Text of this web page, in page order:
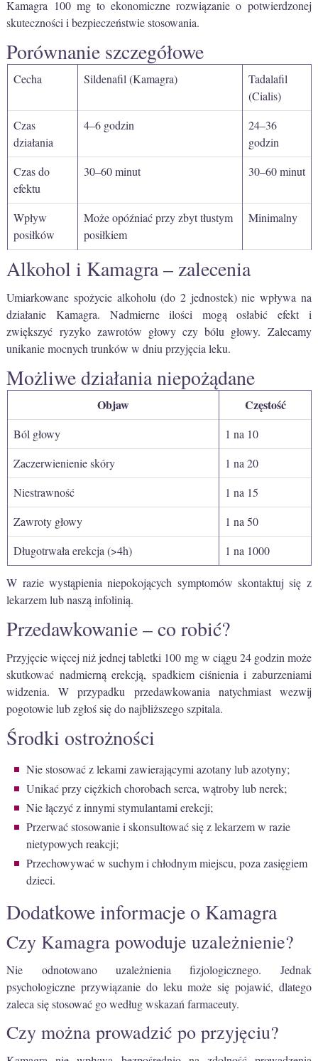
Kamagra 100 mg to ekonomiczne rozwiązanie o potwierdzonej
skuteczności i bezpieczeństwie stosowania.
Porównanie szczegółowe
Cecha Sildenafil (Kamagra)
Tadalafil
(Cialis)
Czas
działania
4–6 godzin
24–36
godzin
Czas do
efektu
30–60 minut 30–60 minut
Wpływ
posiłków
Może opóźniać przy zbyt tłustym
posiłkiem
Minimalny
Alkohol i Kamagra – zalecenia
Umiarkowane spożycie alkoholu (do 2 jednostek) nie wpływa na
działanie Kamagra. Nadmierne ilości mogą osłabić efekt i
zwiększyć ryzyko zawrotów głowy czy bólu głowy. Zalecamy
unikanie mocnych trunków w dniu przyjęcia leku.
Możliwe działania niepożądane
Objaw Częstość
Ból głowy
1 na 10
Zaczerwienienie skóry
1 na 20
Niestrawność
1 na 15
Zawroty głowy
1 na 50
Długotrwała erekcja (>4h)
1 na 1000
W razie wystąpienia niepokojących symptomów skontaktuj się z
lekarzem lub naszą infolinią.
Przedawkowanie – co robić?
Przyjęcie więcej niż jednej tabletki 100 mg w ciągu 24 godzin może
skutkować nadmierną erekcją, spadkiem ciśnienia i zaburzeniami
widzenia. W przypadku przedawkowania natychmiast wezwij
pogotowie lub zgłoś się do najbliższego szpitala.
Środki ostrożności
Nie stosować z lekami zawierającymi azotany lub azotyny;
Unikać przy ciężkich chorobach serca, wątroby lub nerek;
Nie łączyć z innymi stymulantami erekcji;
Przerwać stosowanie i skonsultować się z lekarzem w razie
nietypowych reakcji;
Przechowywać w suchym i chłodnym miejscu, poza zasięgiem
dzieci.
Dodatkowe informacje o Kamagra
Czy Kamagra powoduje uzależnienie?
Nie odnotowano uzależnienia fizjologicznego. Jednak
psychologiczne przywiązanie do leku może się pojawić, dlatego
zaleca się stosować go według wskazań farmaceuty.
Czy można prowadzić po przyjęciu?